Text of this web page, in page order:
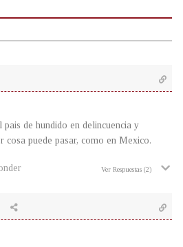
de hundido en delincuencia y
cosa puede pasar, como en Mexico.
Ver Respuestas (2)